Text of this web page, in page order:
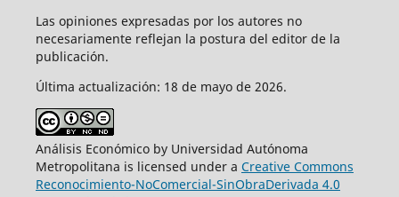
Las opiniones expresadas por los autores no
necesariamente reflejan la postura del editor de la
publicación.
Última actualización: 18 de mayo de 2026.
Análisis Económico by Universidad Autónoma
Metropolitana is licensed under a Creative Commons
Reconocimiento-NoComercial-SinObraDerivada 4.0